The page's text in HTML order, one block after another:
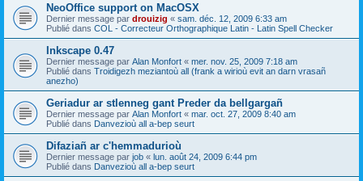
NeoOffice support on MacOSX
Dernier message par drouizig « sam. déc. 12, 2009 6:33 am
Publié dans COL - Correcteur Orthographique Latin - Latin Spell Checker
Inkscape 0.47
Dernier message par Alan Monfort « mer. nov. 25, 2009 7:18 am
Publié dans Troidigezh meziantoù all (frank a wirioù evit an darn vrasañ
anezho)
Geriadur ar stlenneg gant Preder da bellgargañ
Dernier message par Alan Monfort « mar. oct. 27, 2009 8:40 am
Publié dans Danvezioù all a-bep seurt
Difaziañ ar c'hemmadurioù
Dernier message par job « lun. août 24, 2009 6:44 pm
Publié dans Danvezioù all a-bep seurt